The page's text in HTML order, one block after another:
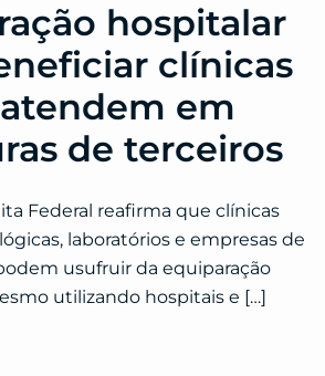
hospitalar
clínicas
em
de terceiros
Federal reafirma que clínicas
laboratórios e empresas de
usufruir da equiparação
utilizando hospitais e […]